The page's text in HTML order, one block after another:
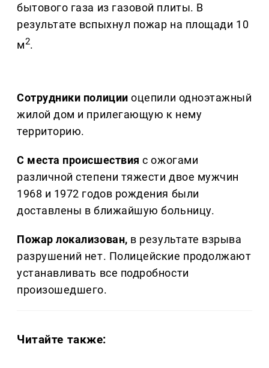
бытового газа из газовой плиты. В
результате вспыхнул пожар на площади 10
м2.
Сотрудники полиции оцепили одноэтажный
жилой дом и прилегающую к нему
территорию.
С места происшествияс ожогами
различной степени тяжести двое мужчин
1968 и 1972 годов рождения были
доставлены в ближайшую больницу.
Пожар локализован, в результате взрыва
разрушений нет. Полицейские продолжают
устанавливать все подробности
произошедшего.
Читайте также: